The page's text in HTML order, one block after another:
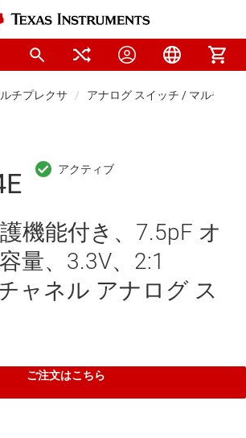
チプレクサ アナログ スイッチ / マルチプ
機能付き、7.5pF オ
量、3.3V、2:1
ャネル アナログ ス
ご注文はこちら